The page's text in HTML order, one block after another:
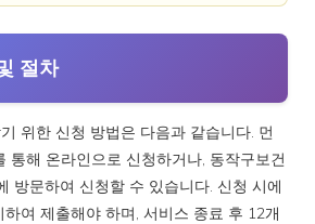
절차
위한 신청 방법은 다음과 같습니다. 먼
통해 온라인으로 신청하거나, 동작구보건
방문하여 신청할 수 있습니다. 신청 시에
여 제출해야 하며, 서비스 종료 후 12개